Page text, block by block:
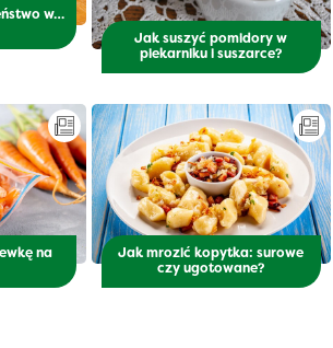
w…
Jak suszyć pomidory w
piekarniku i suszarce?
na
Jak mrozić kopytka: surowe
czy ugotowane?